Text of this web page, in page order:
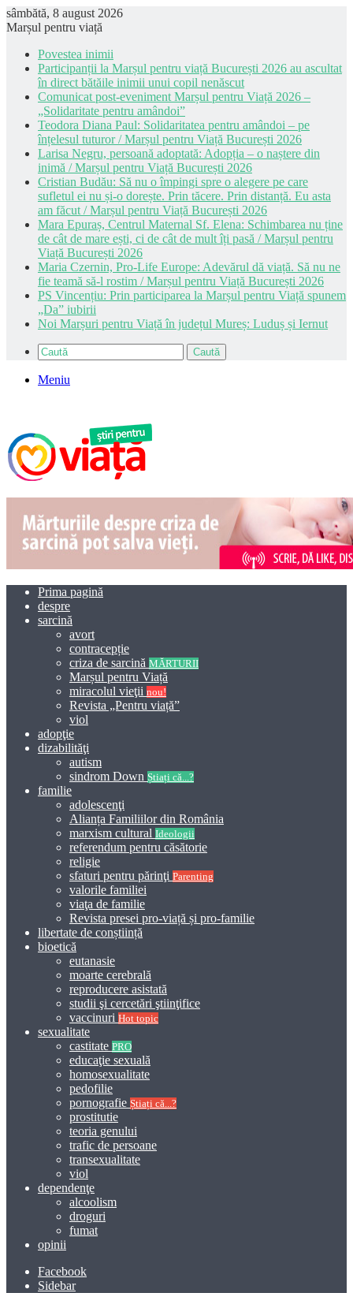
sâmbătă, 8 august 2026
Marșul pentru viață
Povestea inimii
Participanții la Marșul pentru viață București 2026 au ascultat
în direct bătăile inimii unui copil nenăscut
Comunicat post-eveniment Marșul pentru Viață 2026 –
„Solidaritate pentru amândoi”
Teodora Diana Paul: Solidaritatea pentru amândoi – pe
înțelesul tuturor / Marșul pentru Viață București 2026
Larisa Negru, persoană adoptată: Adopția – o naștere din
inimă / Marșul pentru Viață București 2026
Cristian Budău: Să nu o împingi spre o alegere pe care
sufletul ei nu și-o dorește. Prin tăcere. Prin distanță. Eu asta
am făcut / Marșul pentru Viață București 2026
Mara Epuraș, Centrul Maternal Sf. Elena: Schimbarea nu ține
de cât de mare ești, ci de cât de mult îți pasă / Marșul pentru
Viață București 2026
Maria Czernin, Pro-Life Europe: Adevărul dă viață. Să nu ne
fie teamă să-l rostim / Marșul pentru Viață București 2026
PS Vincențiu: Prin participarea la Marșul pentru Viață spunem
„Da” iubirii
Noi Marșuri pentru Viață în județul Mureș: Luduș și Iernut
Caută
Meniu
Prima pagină
despre
sarcină
avort
contracepție
criza de sarcină MĂRTURII
Marșul pentru Viață
miracolul vieţii nou!
Revista „Pentru viață”
viol
adopţie
dizabilităţi
autism
sindrom Down Știați că...?
familie
adolescenţi
Alianța Familiilor din România
marxism cultural Ideologii
referendum pentru căsătorie
religie
sfaturi pentru părinţi Parenting
valorile familiei
viaţa de familie
Revista presei pro-viață și pro-familie
libertate de conștiință
bioetică
eutanasie
moarte cerebrală
reproducere asistată
studii şi cercetări ştiinţifice
vaccinuri Hot topic
sexualitate
castitate PRO
educaţie sexuală
homosexualitate
pedofilie
pornografie Știați că...?
prostitutie
teoria genului
trafic de persoane
transexualitate
viol
dependenţe
alcoolism
droguri
fumat
opinii
Facebook
Sidebar